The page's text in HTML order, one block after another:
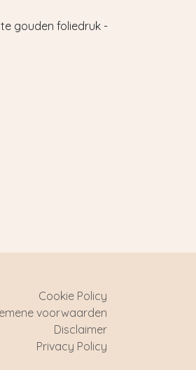
gouden foliedruk -
Cookie Policy
voorwaarden
Disclaimer
Privacy Policy